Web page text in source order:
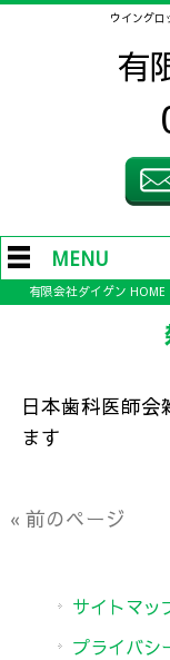
ウイングロ
MENU
有限会社ダイゲン HOME
日本歯科医師会
ます
« 前のページ
サイトマッ
プライバシ